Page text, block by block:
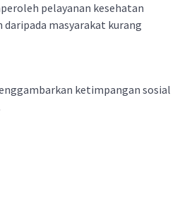
pelayanan kesehatan
daripada masyarakat kurang
ketimpangan sosial